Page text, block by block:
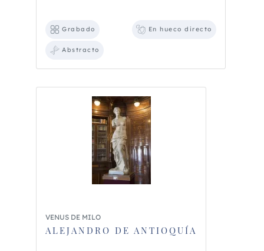
Grabado En hueco directo
Abstracto
VENUS DE MILO
ALEJANDRO DE ANTIOQUÍA